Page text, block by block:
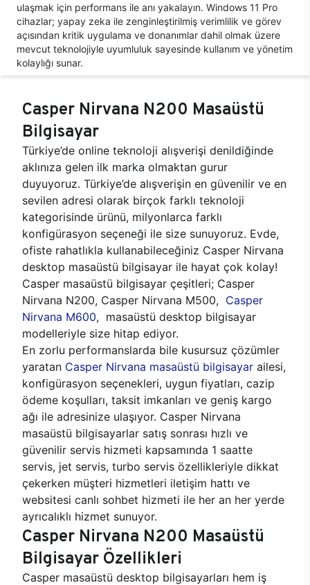
ulaşmak için performans ile anı yakalayın. Windows 11 Pro
cihazlar; yapay zeka ile zenginleştirilmiş verimlilik ve görev
açısından kritik uygulama ve donanımlar dahil olmak üzere
mevcut teknolojiyle uyumluluk sayesinde kullanım ve yönetim
kolaylığı sunar.
Casper Nirvana N200 Masaüstü
Bilgisayar
Türkiye’de online teknoloji alışverişi denildiğinde
aklınıza gelen ilk marka olmaktan gurur
duyuyoruz. Türkiye’de alışverişin en güvenilir ve en
sevilen adresi olarak birçok farklı teknoloji
kategorisinde ürünü, milyonlarca farklı
konfigürasyon seçeneği ile size sunuyoruz. Evde,
ofiste rahatlıkla kullanabileceğiniz Casper Nirvana
desktop masaüstü bilgisayar ile hayat çok kolay!
Casper masaüstü bilgisayar çeşitleri; Casper
Nirvana N200, Casper Nirvana M500, Casper
Nirvana M600, masaüstü desktop bilgisayar
modelleriyle size hitap ediyor.
En zorlu performanslarda bile kusursuz çözümler
yaratan Casper Nirvana masaüstü bilgisayar ailesi,
konfigürasyon seçenekleri, uygun fiyatları, cazip
ödeme koşulları, taksit imkanları ve geniş kargo
ağı ile adresinize ulaşıyor. Casper Nirvana
masaüstü bilgisayarlar satış sonrası hızlı ve
güvenilir servis hizmeti kapsamında 1 saatte
servis, jet servis, turbo servis özellikleriyle dikkat
çekerken müşteri hizmetleri iletişim hattı ve
websitesi canlı sohbet hizmeti ile her an her yerde
ayrıcalıklı hizmet sunuyor.
Casper Nirvana N200 Masaüstü
Bilgisayar Özellikleri
Casper masaüstü desktop bilgisayarları hem iş